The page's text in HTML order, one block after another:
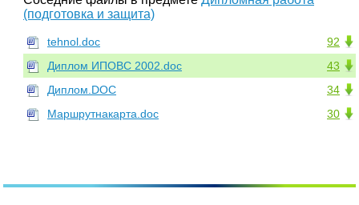
(подготовка и защита)
92
tehnol.doc
43
Диплом ИПОВС 2002.doc
34
Диплом.DOC
30
Маршрутнакарта.doc